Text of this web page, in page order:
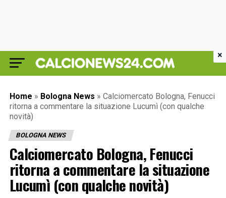
Home » Bologna News » Calciomercato Bologna, Fenucci
ritorna a commentare la situazione Lucumì (con qualche
novità)
BOLOGNA NEWS
Calciomercato Bologna, Fenucci
ritorna a commentare la situazione
Lucumì (con qualche novità)
×